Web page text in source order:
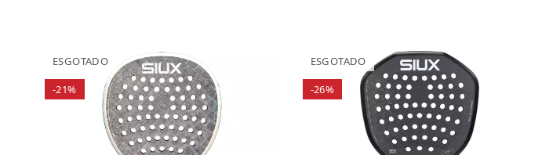
ESGOTADO
-21%
ESGOTADO
-26%